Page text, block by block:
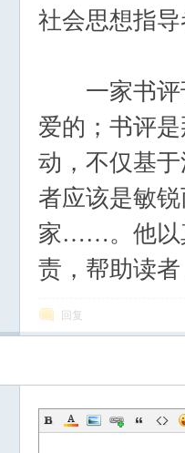
社会思想指
一家书评刊
爱的；书评
动，不仅基
者应该是敏
家……。他以
责，帮助读
回复